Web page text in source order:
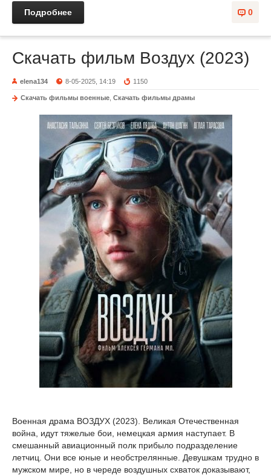
0
Подробнее
Скачать фильм Воздух (2023)
elena134 8-05-2025, 14:19 1150
Скачать фильмы военные Скачать фильмы драмы
Военная драма ВОЗДУХ (2023). Великая Отечественная
война, идут тяжелые бои, немецкая армия наступает. В
смешанный авиационный полк прибыло подразделение
летчиц. Они все юные и необстрелянные. Девушкам трудно в
мужском мире, но в череде воздушных схваток доказывают,